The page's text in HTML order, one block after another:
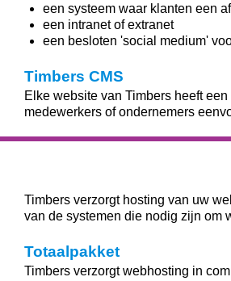
een systeem waar klanten een
een intranet of extranet
een besloten 'social medium'
Timbers CMS
Elke website van Timbers heeft
medewerkers of ondernemers
Timbers verzorgt hosting van uw
van de systemen die nodig zijn om
Totaalpakket
Timbers verzorgt webhosting in